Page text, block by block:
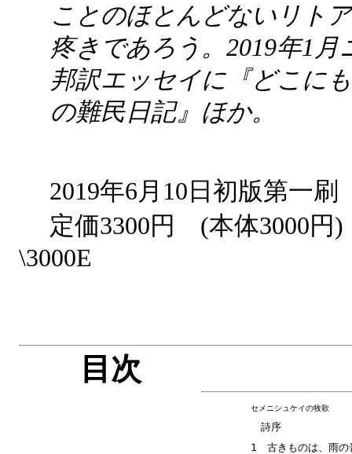
ことのほとんどないリト
疼きであろう。2019年1
邦訳エッセイに『どこに
の難民日記』ほか。
2019年6月10日初版第
定価3300円 (本体3000
\3000E
目次
セメニシュケイの牧歌
詩序
1 古きものは、雨の